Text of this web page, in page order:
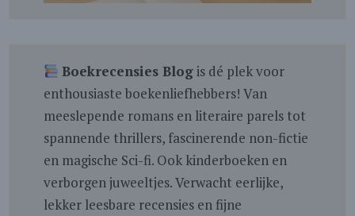
Boekrecensies Blogis dé plek voor
enthousiaste boekenliefhebbers! Van
meeslepende romans en literaire parels tot
spannende thrillers, fascinerende non-fictie
en magische Sci-fi. Ook kinderboeken en
verborgen juweeltjes. Verwacht eerlijke,
lekker leesbare recensies en fijne